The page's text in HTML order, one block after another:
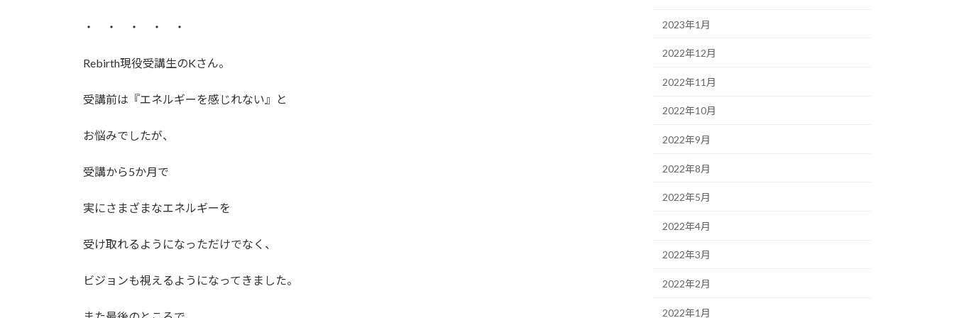
・ ・ ・ ・ ・
Rebirth現役受講生のKさん。
受講前は『エネルギーを感じれない』と
お悩みでしたが、
受講から5か月で
実にさまざまなエネルギーを
受け取れるようになっただけでなく、
ビジョンも視えるようになってきました。
2023年1月
2022年12月
2022年11月
2022年10月
2022年9月
2022年8月
2022年5月
2022年4月
2022年3月
2022年2月
2022年1月